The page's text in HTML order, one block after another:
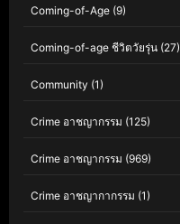
Coming-of-Age (9)
Coming-of-age ชีวิตวัยรุ่น (27)
Community (1)
Crime อาชญากรรม (125)
Crime อาชญากรรม (969)
Crime อาชญากากรรม (1)